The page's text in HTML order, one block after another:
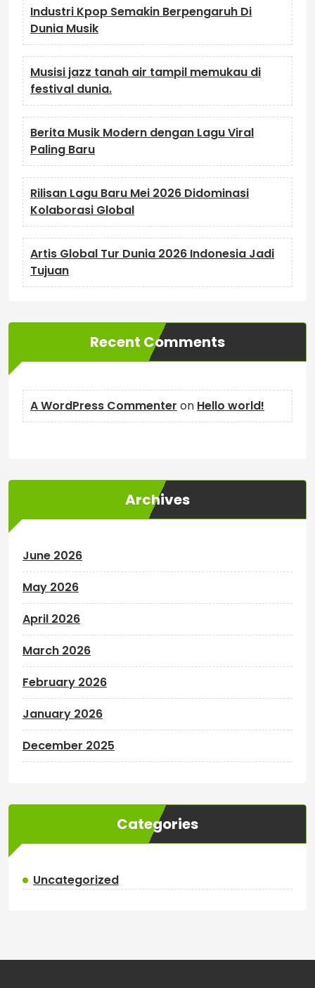
Industri Kpop Semakin Berpengaruh Di
Dunia Musik
Musisi jazz tanah air tampil memukau di
festival dunia.
Berita Musik Modern dengan Lagu Viral
Paling Baru
Rilisan Lagu Baru Mei 2026 Didominasi
Kolaborasi Global
Artis Global Tur Dunia 2026 Indonesia Jadi
Tujuan
Recent Comments
A WordPress Commenter on Hello world!
Archives
June 2026
May 2026
April 2026
March 2026
February 2026
January 2026
December 2025
Categories
Uncategorized